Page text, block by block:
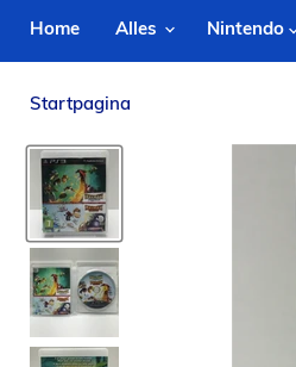
Home Alles Nintendo
Startpagina